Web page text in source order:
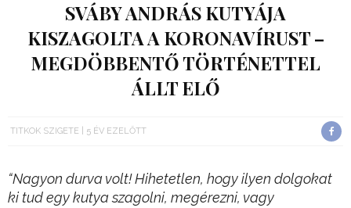
SVÁBY ANDRÁS KUTYÁJA
KISZAGOLTA A KORONAVÍRUST –
MEGDÖBBENTŐ TÖRTÉNETTEL
ÁLLT ELŐ
TITKOK SZIGETE 5 ÉV EZELŐTT
“Nagyon durva volt! Hihetetlen, hogy ilyen dolgokat
ki tud egy kutya szagolni, megérezni, vagy